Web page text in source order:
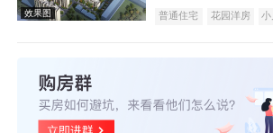
效果图
普通住宅 花园洋房